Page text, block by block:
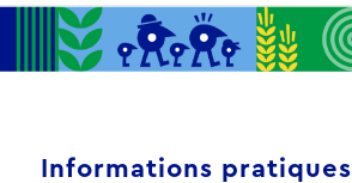
Informations pratiques